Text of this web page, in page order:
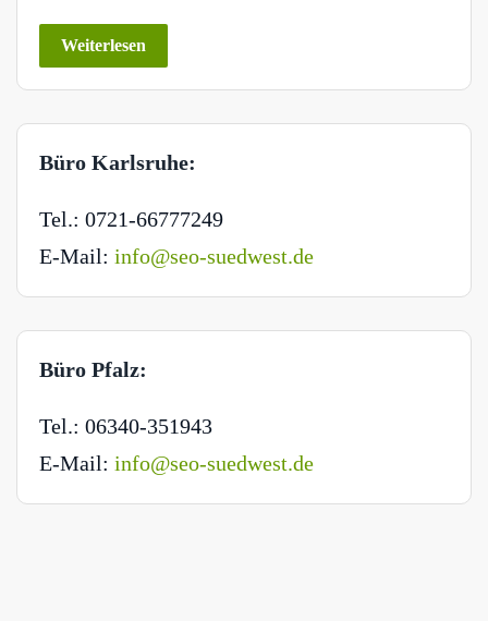
Weiterlesen
Büro Karlsruhe:
Tel.: 0721-66777249
E-Mail: info@seo-suedwest.de
Büro Pfalz:
Tel.: 06340-351943
E-Mail: info@seo-suedwest.de